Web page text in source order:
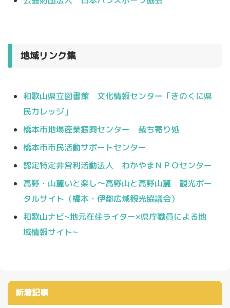
地域リンク集
和歌山県立図書館 文化情報センター「きのくに県
民カレッジ」
橋本市地場産業振興センター 裁ち寄り処
橋本市市民活動サポートセンター
認定特定非営利活動法人 わかやまＮＰＯセンター
高野・山麓いと楽し～高野山と高野山麓 観光ポー
タルサイト（橋本・伊都広域観光協議会）
和歌山ナビ~地元在住ライター×県庁職員による地
域情報サイト~
新着記事